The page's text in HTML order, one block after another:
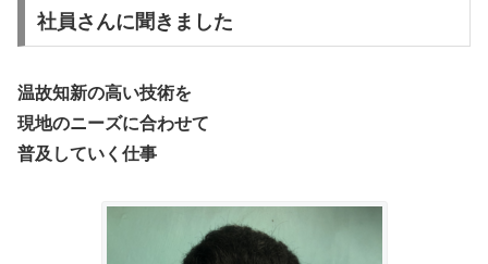
社員さんに聞きました
温故知新の高い技術を
現地のニーズに合わせて
普及していく仕事